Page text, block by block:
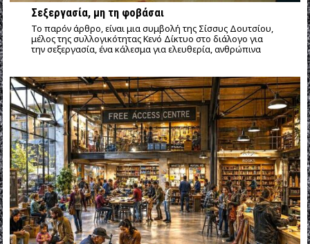
Σεξεργασία, μη τη φοβάσαι
Το παρόν άρθρο, είναι μια συμβολή της Σίσσυς Δουτσίου,
μέλος της συλλογικότητας Κενό Δίκτυο στο διάλογο για
την σεξεργασία, ένα κάλεσμα για ελευθερία, ανθρώπινα